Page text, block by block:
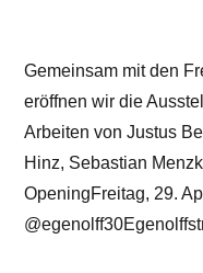
Gemeinsam mit den
eröffnen wir die
Arbeiten von Justus
Hinz, Sebastian
OpeningFreitag, 29.